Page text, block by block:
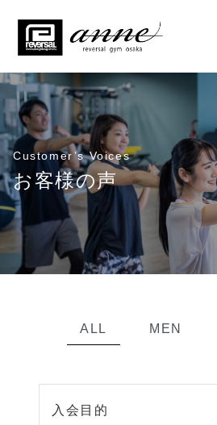
ALL MEN
入会目的
Customer’s Voices
お客様の声